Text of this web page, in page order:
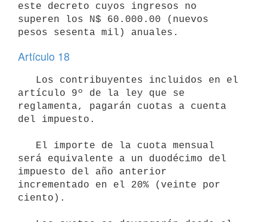
este decreto cuyos ingresos no
superen los N$ 60.000.00 (nuevos
pesos sesenta mil) anuales.
Artículo 18
artículo 9º de la ley que se
reglamenta, pagarán cuotas a cuenta
del impuesto.
será equivalente a un duodécimo del
impuesto del año anterior
incrementado en el 20% (veinte por
ciento).